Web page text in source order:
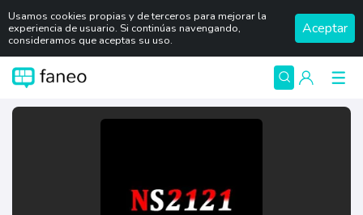
Usamos cookies propias y de terceros para mejorar la
experiencia de usuario. Si continúas navengando,
consideramos que aceptas su uso.
Aceptar